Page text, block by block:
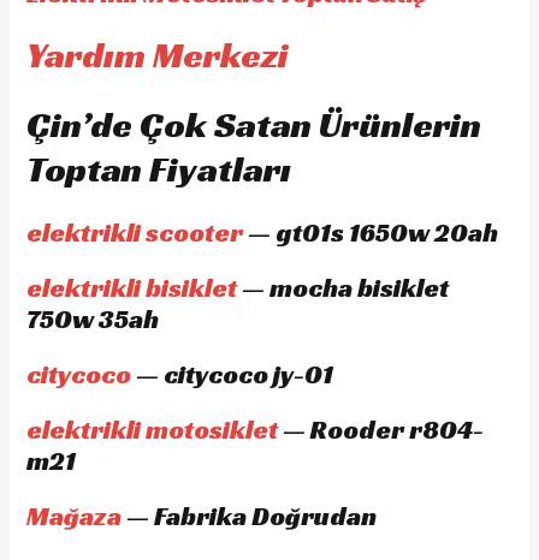
Yardım Merkezi
Çin’de Çok Satan Ürünlerin
Toptan Fiyatları
elektrikli scooter— gt01s 1650w 20ah
elektrikli bisiklet— mocha bisiklet
750w 35ah
citycoco— citycoco jy-01
elektrikli motosiklet— Rooder r804-
m21
Mağaza— Fabrika Doğrudan